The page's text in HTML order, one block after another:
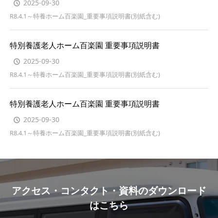
2025-09-30
R8.4.1～特養ホーム百楽園_重要事項説明書(別紙含む)
特別養護老人ホーム百楽園 重要事項説明書
2025-09-30
R8.4.1～特養ホーム百楽園_重要事項説明書(別紙含む)
特別養護老人ホーム百楽園 重要事項説明書
2025-09-30
R8.4.1～特養ホーム百楽園_重要事項説明書(別紙含む)
アクセス・コンタクト・資料のダウンロード
はこちら